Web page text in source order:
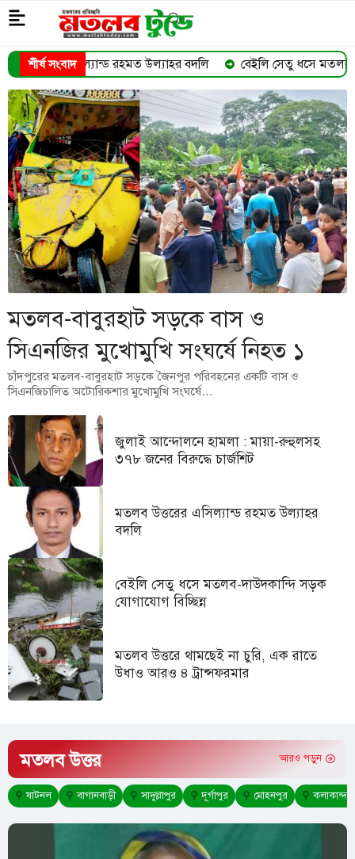
শীর্ষ সংবাদ
রহমত উল্যাহর বদলি ➜ বেইলি সেতু ধসে মতলব-দাউদকান্দি সড়ক
জুলাই আন্দোলনে হামলা : মায়া-রুহুলসহ
৩৭৮ জনের বিরুদ্ধে চার্জশিট
মতলব উত্তরের এসিল্যান্ড রহমত উল্যাহর
বদলি
বেইলি সেতু ধসে মতলব-দাউদকান্দি সড়ক
যোগাযোগ বিচ্ছিন্ন
মতলব উত্তরে থামছেই না চুরি, এক রাতে
উধাও আরও ৪ ট্রান্সফরমার
মতলব-বাবুরহাট সড়কে বাস ও
সিএনজির মুখোমুখি সংঘর্ষে নিহত ১
চাঁদপুরের মতলব-বাবুরহাট সড়কে জৈনপুর পরিবহনের একটি বাস ও
সিএনজিচালিত অটোরিকশার মুখোমুখি সংঘর্ষে…
মতলব উত্তর আরও পড়ুন
⚲ ষাটনল ⚲ বাগানবাড়ী ⚲ সাদুল্লাপুর ⚲ দূর্গাপুর ⚲ মোহনপুর ⚲ কলাকান্দা